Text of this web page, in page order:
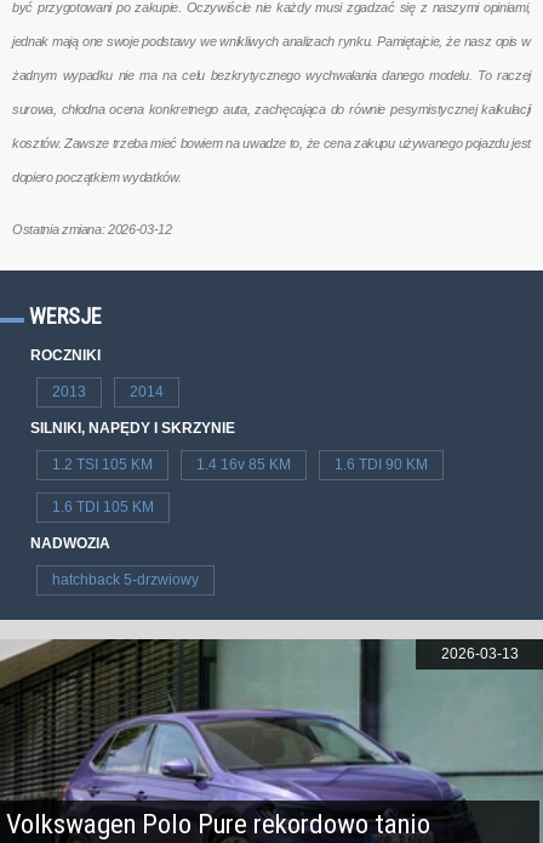
być przygotowani po zakupie. Oczywiście nie każdy musi zgadzać się z naszymi opiniami,
jednak mają one swoje podstawy we wnikliwych analizach rynku. Pamiętajcie, że nasz opis w
żadnym wypadku nie ma na celu bezkrytycznego wychwalania danego modelu. To raczej
surowa, chłodna ocena konkretnego auta, zachęcająca do równie pesymistycznej kalkulacji
kosztów. Zawsze trzeba mieć bowiem na uwadze to, że cena zakupu używanego pojazdu jest
dopiero początkiem wydatków.
Ostatnia zmiana: 2026-03-12
WERSJE
ROCZNIKI
2013 2014
SILNIKI, NAPĘDY I SKRZYNIE
1.2 TSI 105 KM 1.4 16v 85 KM 1.6 TDI 90 KM
1.6 TDI 105 KM
NADWOZIA
hatchback 5-drzwiowy
Volkswagen Polo Pure rekordowo tanio
2026-03-13